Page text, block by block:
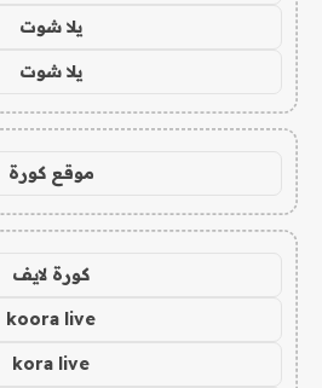
يلا شوت
يلا شوت
موقع كورة
كورة لايف
koora live
kora live